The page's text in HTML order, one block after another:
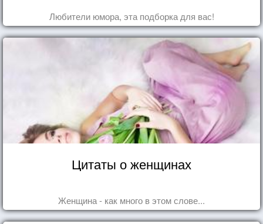
Любители юмора, эта подборка для вас!
Цитаты о женщинах
Женщина - как много в этом слове...